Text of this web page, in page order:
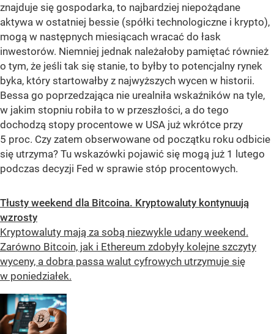
znajduje się gospodarka, to najbardziej niepożądane
aktywa w ostatniej bessie (spółki technologiczne i krypto),
mogą w następnych miesiącach wracać do łask
inwestorów. Niemniej jednak należałoby pamiętać również
o tym, że jeśli tak się stanie, to byłby to potencjalny rynek
byka, który startowałby z najwyższych wycen w historii.
Bessa go poprzedzająca nie urealniła wskaźników na tyle,
w jakim stopniu robiła to w przeszłości, a do tego
dochodzą stopy procentowe w USA już wkrótce przy
5 proc. Czy zatem obserwowane od początku roku odbicie
się utrzyma? Tu wskazówki pojawić się mogą już 1 lutego
podczas decyzji Fed w sprawie stóp procentowych.
Tłusty weekend dla Bitcoina. Kryptowaluty kontynuują
wzrosty
Kryptowaluty mają za sobą niezwykle udany weekend.
Zarówno Bitcoin, jak i Ethereum zdobyły kolejne szczyty
wyceny, a dobra passa walut cyfrowych utrzymuje się
w poniedziałek.